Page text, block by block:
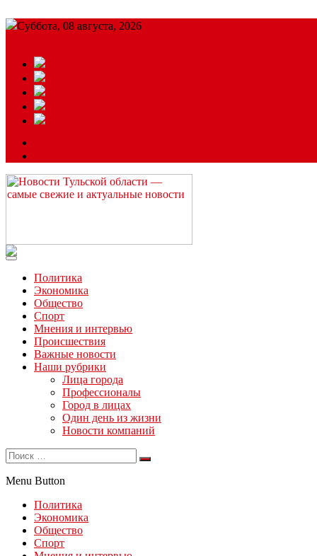
Суббота, 08 августа, 2026
Читайте последние новости дня в Тульской области на сайте
Политика
Экономика
Общество
Спорт
Мнения и интервью
Происшествия
Важные новости
Наши рубрики
Лица города
Профессионалы
Город в лицах
Один день из жизни
Новости компаний
Menu Button
Политика
Экономика
Общество
Спорт